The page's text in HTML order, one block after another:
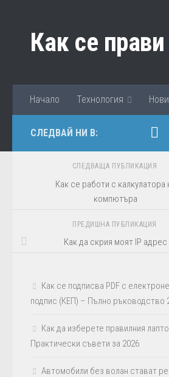
Как се прави
Начало Технология
СЛЕДВАЙ НИ В:
СЛЕДВАЩА ПУБЛИКАЦИЯ
Как се работи с калкулатора
компютъра
ПРЕДИШНА ПУБЛИКАЦИЯ
Как да скрия моят IP адрес
Как се подписва PDF с
подпис (КЕП) – Пълно ръководство
Как да изберете правилния
Практически съвети за 2026
Автомобили без волан стават